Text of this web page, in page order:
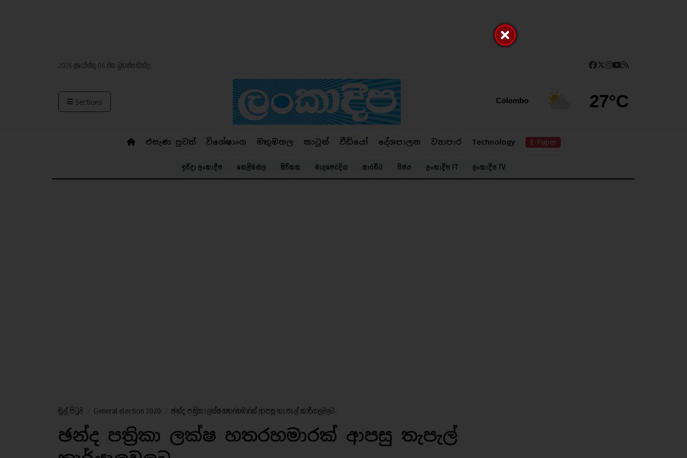
2026 අගෝස්තු 06 වන බ්‍රහස්පතින්දා
Sections Colombo 27°C
එසැණ පුවත් විශේෂාංග මතුමහල කාටූන් වීඩියෝ දේශපාලන ව්‍යාපාර Technology E-Paper
ඉරිදා ලංකාදීප කෙළිමඬල සිරිකත මැදපෙරදිග සාරවිට විජය ලංකාදීප FT ලංකාදීප TV
මුල් පිටුව General election 2020 ඡන්ද පත්‍රිකා ලක්ෂ හතරහමාරක් ආපසු තැපැල් කාර්යාලවලට..
ඡන්ද පත්‍රිකා ලක්ෂ හතරහමාරක් ආපසු තැපැල්